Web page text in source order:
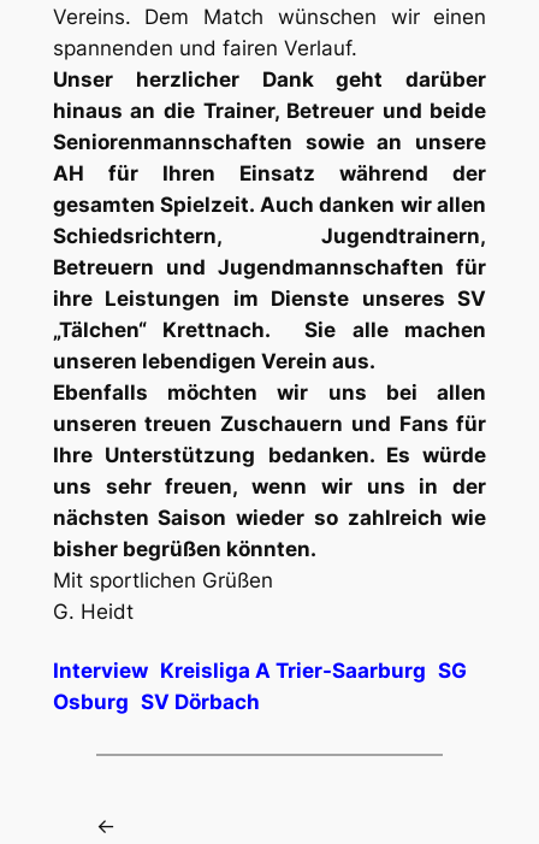
Vereins. Dem Match wünschen wir einen
spannenden und fairen Verlauf.
Unser herzlicher Dank geht darüber
hinaus an die Trainer, Betreuer und beide
Seniorenmannschaften sowie an unsere
AH für Ihren Einsatz während der
gesamten Spielzeit. Auch danken wir allen
Schiedsrichtern, Jugendtrainern,
Betreuern und Jugendmannschaften für
ihre Leistungen im Dienste unseres SV
„Tälchen“ Krettnach. Sie alle machen
unseren lebendigen Verein aus.
Ebenfalls möchten wir uns bei allen
unseren treuen Zuschauern und Fans für
Ihre Unterstützung bedanken. Es würde
uns sehr freuen, wenn wir uns in der
nächsten Saison wieder so zahlreich wie
bisher begrüßen könnten.
Mit sportlichen Grüßen
G. Heidt
Interview Kreisliga A Trier-Saarburg SG
Osburg SV Dörbach
←